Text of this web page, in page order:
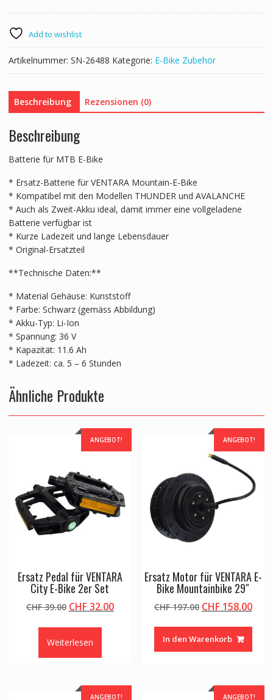
E-
Bike
Mountainbike
Menge
Add to wishlist
Artikelnummer: SN-26488 Kategorie: E-Bike Zubehör
Beschreibung Rezensionen (0)
Beschreibung
Batterie für MTB E-Bike
* Ersatz-Batterie für VENTARA Mountain-E-Bike
* Kompatibel mit den Modellen THUNDER und AVALANCHE
* Auch als Zweit-Akku ideal, damit immer eine vollgeladene
Batterie verfügbar ist
* Kurze Ladezeit und lange Lebensdauer
* Original-Ersatzteil
**Technische Daten:**
* Material Gehäuse: Kunststoff
* Farbe: Schwarz (gemäss Abbildung)
* Akku-Typ: Li-Ion
* Spannung: 36 V
* Kapazität: 11.6 Ah
* Ladezeit: ca. 5 – 6 Stunden
Ähnliche Produkte
ANGEBOT!
Ersatz Pedal für VENTARA
City E-Bike 2er Set
CHF39.00 Ursprünglicher
CHF 39.00
CHF32.00Aktueller
Weiterlesen
ANGEBOT!
Ersatz Motor für VENTARA E-
Bike Mountainbike 29″
CHF197.00 Ursprünglicher
war:
CHF 197.00
CHF158.00
In den Warenkorb
ANGEBOT! ANGEBOT!